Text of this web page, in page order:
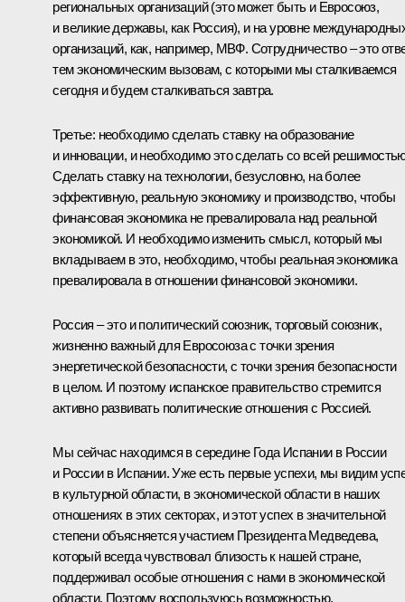
региональных организаций (это может быть и Евросоюз,
и великие державы, как Россия), и на уровне
организаций, как, например, МВФ. Сотрудничество – это
тем экономическим вызовам, с которыми мы сталкиваемся
сегодня и будем сталкиваться завтра.
Третье: необходимо сделать ставку на образование
и инновации, и необходимо это сделать со всей
Сделать ставку на технологии, безусловно, на более
эффективную, реальную экономику и производство, чтобы
финансовая экономика не превалировала над реальной
экономикой. И необходимо изменить смысл, который мы
вкладываем в это, необходимо, чтобы реальная экономика
превалировала в отношении финансовой экономики.
Россия – это и политический союзник, торговый союзник,
жизненно важный для Евросоюза с точки зрения
энергетической безопасности, с точки зрения безопасности
в целом. И поэтому испанское правительство стремится
активно развивать политические отношения с Россией.
Мы сейчас находимся в середине Года Испании в России
и России в Испании. Уже есть первые успехи, мы видим
в культурной области, в экономической области в наших
отношениях в этих секторах, и этот успех в значительной
степени объясняется участием Президента Медведева,
который всегда чувствовал близость к нашей стране,
поддерживал особые отношения с нами в экономической
области. Поэтому воспользуюсь возможностью,